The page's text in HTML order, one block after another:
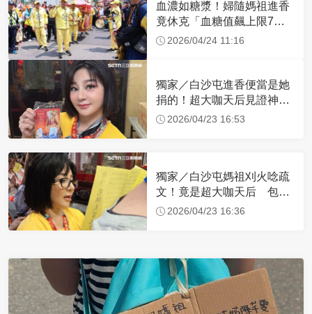
血濃如糖漿！婦隨媽祖進香
竟休克「血糖值飆上限7
倍」 醫曝原因
2026/04/24 11:16
獨家／白沙屯進香便當是她
捐的！超大咖天后見證神
蹟 一靠近媽祖就爆哭
2026/04/23 16:53
獨家／白沙屯媽祖刈火唸疏
文！竟是超大咖天后 包尿
布忍尿5小時不喊累
2026/04/23 16:36